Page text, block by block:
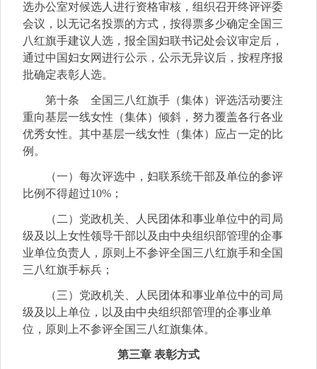
选办公室对候选人进行资格审核，组织召开终评评委
会议，以无记名投票的方式，按得票多少确定全国三
八红旗手建议人选，报全国妇联书记处会议审定后，
通过中国妇女网进行公示，公示无异议后，按程序报
批确定表彰人选。
第十条 全国三八红旗手（集体）评选活动要注
重向基层一线女性（集体）倾斜，努力覆盖各行各业
优秀女性。其中基层一线女性（集体）应占一定的比
例。
（一）每次评选中，妇联系统干部及单位的参评
比例不得超过10%；
（二）党政机关、人民团体和事业单位中的司局
级及以上女性领导干部以及由中央组织部管理的企事
业单位负责人，原则上不参评全国三八红旗手和全国
三八红旗手标兵；
（三）党政机关、人民团体和事业单位中的司局
级及以上单位，以及由中央组织部管理的企事业单
位，原则上不参评全国三八红旗集体。
第三章 表彰方式